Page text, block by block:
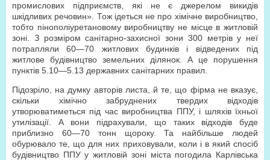
промислових підприємств, які не є джерелом викидів
шкідливих речовин». Тож ідеться не про хімічне виробництво,
тобто пінополіуретановому виробництву не місце в житловій
зоні. З розміром санітарно-захисної зони 300 метрів у неї
потрапляли 60—70 житлових будинків і відведених під
житлове будівництво земельних ділянок. А це порушення
пунктів 5.10—5.13 державних санітарних правил.
Підозріло, на думку авторів листа, й те, що фірма не вказує,
скільки хімічно забруднених твердих відходів
утворюватиметься під час виробництва ППУ, і шляхів їхньої
утилізації. А вони підрахували, що таких відходів буде
приблизно 60—70 тонн щороку. Та найбільше людей
обурювало те, що для них приховували, коли і в який спосіб
будівництво ППУ у житловій зоні міста погодила Карлівська